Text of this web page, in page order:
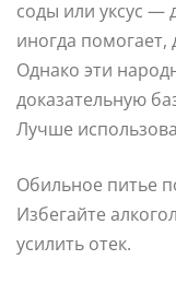
соды или уксус —
иногда
Однако эти
доказательную
Лучше
Обильное питье
Избегайте
усилить отек.